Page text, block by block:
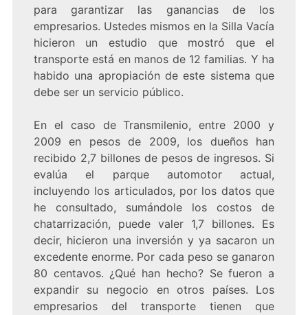
para garantizar las ganancias de los
empresarios. Ustedes mismos en la Silla Vacía
hicieron un estudio que mostró que el
transporte está en manos de 12 familias. Y ha
habido una apropiación de este sistema que
debe ser un servicio público.
En el caso de Transmilenio, entre 2000 y
2009 en pesos de 2009, los dueños han
recibido 2,7 billones de pesos de ingresos. Si
evalúa el parque automotor actual,
incluyendo los articulados, por los datos que
he consultado, sumándole los costos de
chatarrización, puede valer 1,7 billones. Es
decir, hicieron una inversión y ya sacaron un
excedente enorme. Por cada peso se ganaron
80 centavos. ¿Qué han hecho? Se fueron a
expandir su negocio en otros países. Los
empresarios del transporte tienen que